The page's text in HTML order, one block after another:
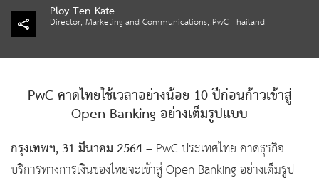
Ploy Ten Kate
Director, Marketing and Communications, PwC Thailand
PwC คาดไทยใช้เวลาอย่างน้อย 10 ปีก่อนก้าวเข้าสู่
Open Banking อย่างเต็มรูปแบบ
กรุงเทพฯ, 31 มีนาคม 2564– PwC ประเทศไทย คาดธุรกิจ
บริการทางการเงินของไทยจะเข้าสู่ Open Banking อย่างเต็มรูป